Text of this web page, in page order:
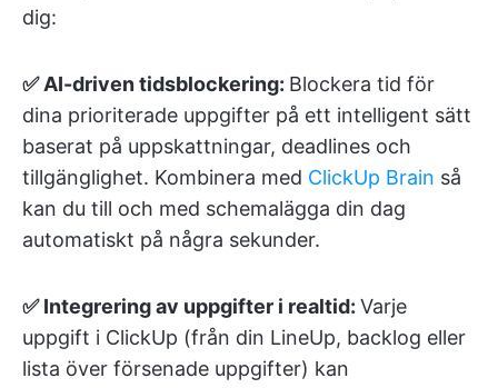
dig:
✅ AI-driven tidsblockering: Blockera tid för
dina prioriterade uppgifter på ett intelligent sätt
baserat på uppskattningar, deadlines och
tillgänglighet. Kombinera med ClickUp Brain så
kan du till och med schemalägga din dag
automatiskt på några sekunder.
✅ Integrering av uppgifter i realtid: Varje
uppgift i ClickUp (från din LineUp, backlog eller
lista över försenade uppgifter) kan